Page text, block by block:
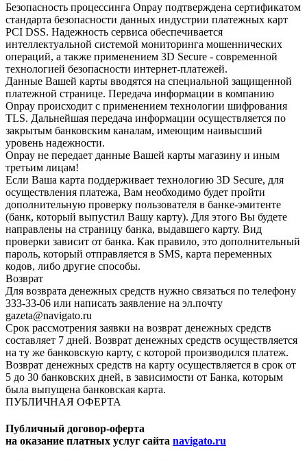
Безопасность процессинга Onpay подтверждена сертификатом
стандарта безопасности данных индустрии платежных карт
PCI DSS. Надежность сервиса обеспечивается
интеллектуальной системой мониторинга мошеннических
операций, а также применением 3D Secure - современной
технологией безопасности интернет-платежей.
Данные Вашей карты вводятся на специальной защищенной
платежной странице. Передача информации в компанию
Onpay происходит с применением технологии шифрования
TLS. Дальнейшая передача информации осуществляется по
закрытым банковским каналам, имеющим наивысший
уровень надежности.
Onpay не передает данные Вашей карты магазину и иным
третьим лицам!
Если Ваша карта поддерживает технологию 3D Secure, для
осуществления платежа, Вам необходимо будет пройти
дополнительную проверку пользователя в банке-эмитенте
(банк, который выпустил Вашу карту). Для этого Вы будете
направлены на страницу банка, выдавшего карту. Вид
проверки зависит от банка. Как правило, это дополнительный
пароль, который отправляется в SMS, карта переменных
кодов, либо другие способы.
Возврат
Для возврата денежных средств нужно связаться по телефону
333-33-06 или написать заявление на эл.почту
gazeta@navigato.ru
Срок рассмотрения заявки на возврат денежных средств
составляет 7 дней. Возврат денежных средств осуществляется
на ту же банковскую карту, с которой производился платеж.
Возврат денежных средств на карту осуществляется в срок от
5 до 30 банковских дней, в зависимости от Банка, которым
была выпущена банковская карта.
ПУБЛИЧНАЯ ОФЕРТА
Публичный договор-оферта
на оказание платных услуг сайта navigato.ru